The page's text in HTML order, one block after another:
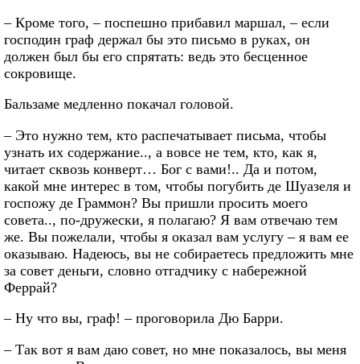
– Кроме того, – поспешно прибавил маршал, – если
господин граф держал бы это письмо в руках, он
должен был бы его спрятать: ведь это бесценное
сокровище.
Бальзаме медленно покачал головой.
– Это нужно тем, кто распечатывает письма, чтобы
узнать их содержание.., а вовсе не тем, кто, как я,
читает сквозь конверт… Бог с вами!.. Да и потом,
какой мне интерес в том, чтобы погубить де Шуазеля и
госпожу де Граммон? Вы пришли просить моего
совета.., по-дружески, я полагаю? Я вам отвечаю тем
же. Вы пожелали, чтобы я оказал вам услугу – я вам ее
оказываю. Надеюсь, вы не собираетесь предложить мне
за совет деньги, словно отгадчику с набережной
Феррай?
– Ну что вы, граф! – проговорила Дю Барри.
– Так вот я вам даю совет, но мне показалось, вы меня